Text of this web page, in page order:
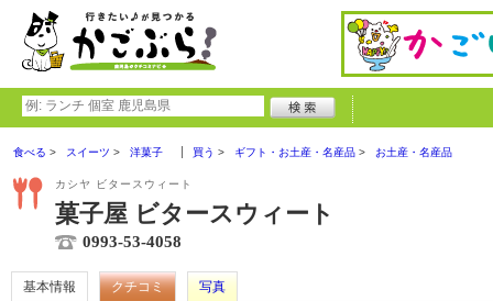
食べる スイーツ 洋菓子 買う ギフト・お土産・名産品 お土産・名産品
カシヤ ビタースウィート
菓子屋 ビタースウィート
0993-53-4058
基本情報 クチコミ
写真